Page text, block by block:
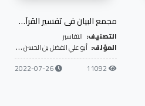
مجمع البيان في تفسير القرآن- ج9
التصنيف: التفاسير
المؤلف: أبو علي الفضل بن الحسن الطبرسي
11092
2022-07-26